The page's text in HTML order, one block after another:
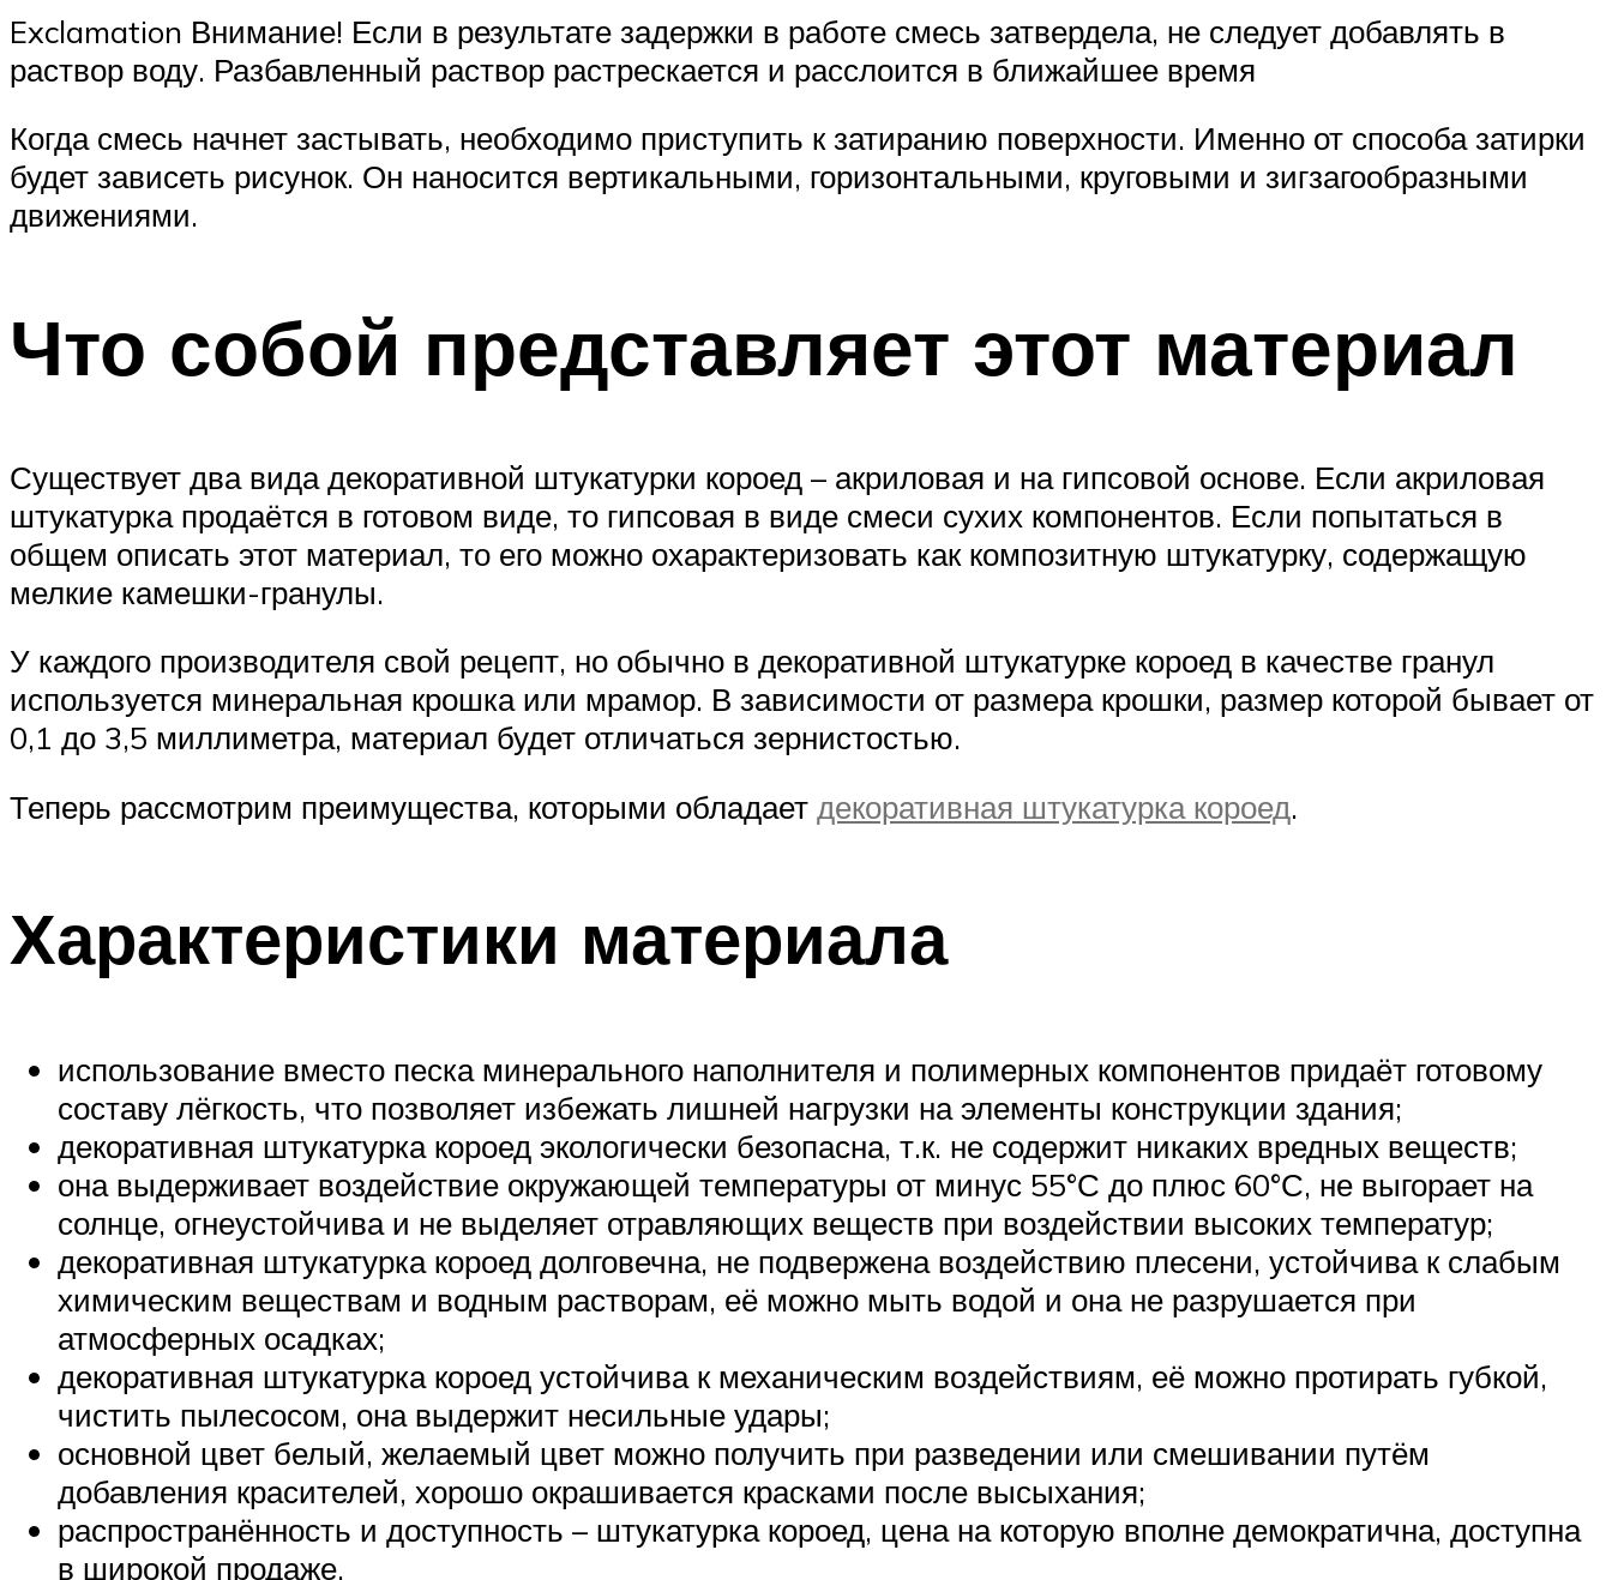
Exclamation Внимание! Если в результате задержки в работе смесь затвердела, не следует добавлять в
раствор воду. Разбавленный раствор растрескается и расслоится в ближайшее время
Когда смесь начнет застывать, необходимо приступить к затиранию поверхности. Именно от способа затирки
будет зависеть рисунок. Он наносится вертикальными, горизонтальными, круговыми и зигзагообразными
движениями.
Что собой представляет этот материал
Существует два вида декоративной штукатурки короед – акриловая и на гипсовой основе. Если акриловая
штукатурка продаётся в готовом виде, то гипсовая в виде смеси сухих компонентов. Если попытаться в
общем описать этот материал, то его можно охарактеризовать как композитную штукатурку, содержащую
мелкие камешки-гранулы.
У каждого производителя свой рецепт, но обычно в декоративной штукатурке короед в качестве гранул
используется минеральная крошка или мрамор. В зависимости от размера крошки, размер которой бывает от
0,1 до 3,5 миллиметра, материал будет отличаться зернистостью.
Теперь рассмотрим преимущества, которыми обладает декоративная штукатурка короед.
Характеристики материала
использование вместо песка минерального наполнителя и полимерных компонентов придаёт готовому
составу лёгкость, что позволяет избежать лишней нагрузки на элементы конструкции здания;
декоративная штукатурка короед экологически безопасна, т.к. не содержит никаких вредных веществ;
она выдерживает воздействие окружающей температуры от минус 55°С до плюс 60°С, не выгорает на
солнце, огнеустойчива и не выделяет отравляющих веществ при воздействии высоких температур;
декоративная штукатурка короед долговечна, не подвержена воздействию плесени, устойчива к слабым
химическим веществам и водным растворам, её можно мыть водой и она не разрушается при
атмосферных осадках;
декоративная штукатурка короед устойчива к механическим воздействиям, её можно протирать губкой,
чистить пылесосом, она выдержит несильные удары;
основной цвет белый, желаемый цвет можно получить при разведении или смешивании путём
добавления красителей, хорошо окрашивается красками после высыхания;
распространённость и доступность – штукатурка короед, цена на которую вполне демократична, доступна
в широкой продаже.